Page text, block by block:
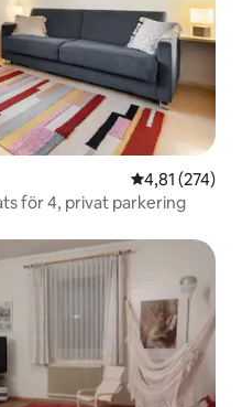
4,81 av 5 i
4,81 (274)
för 4, privat parkering